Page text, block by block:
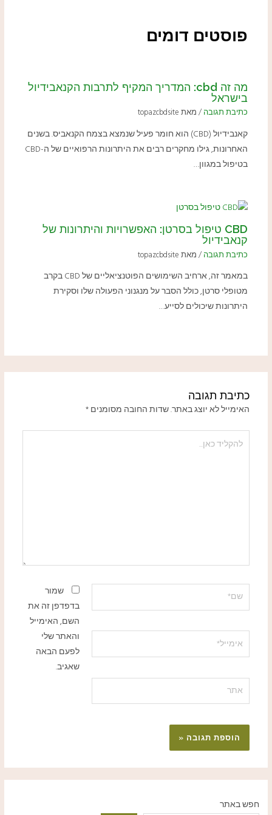
פוסטים דומים
מה זה cbd: המדריך המקיף לתרבות הקנאבידיול
בישראל
כתיבת תגובה / מאת topazcbdsite
קאנבידיול (CBD) הוא חומר פעיל שנמצא בצמח הקנאביס. בשנים
האחרונות, גילו מחקרים רבים את היתרונות הרפואיים של ה-CBD
בטיפול במגוון…
CBD טיפול בסרטן: האפשרויות והיתרונות של
קנאבידיול
כתיבת תגובה / מאת topazcbdsite
במאמר זה, ארחיב השימושים הפוטנציאליים של CBD בקרב
מטופלי סרטן, כולל הסבר על מנגנוני הפעולה שלו וסקירת
היתרונות שיכולים לסייע…
כתיבת תגובה
האימייל לא יוצג באתר.שדות החובה מסומנים*
להקליד
שמור
בדפדפן זה את
השם, האימייל
והאתר שלי
לפעם הבאה
שאגיב.
חפש באתר